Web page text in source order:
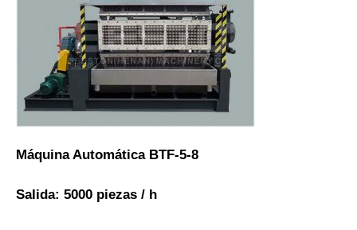
Máquina Automática BTF-5-8
Salida: 5000 piezas / h